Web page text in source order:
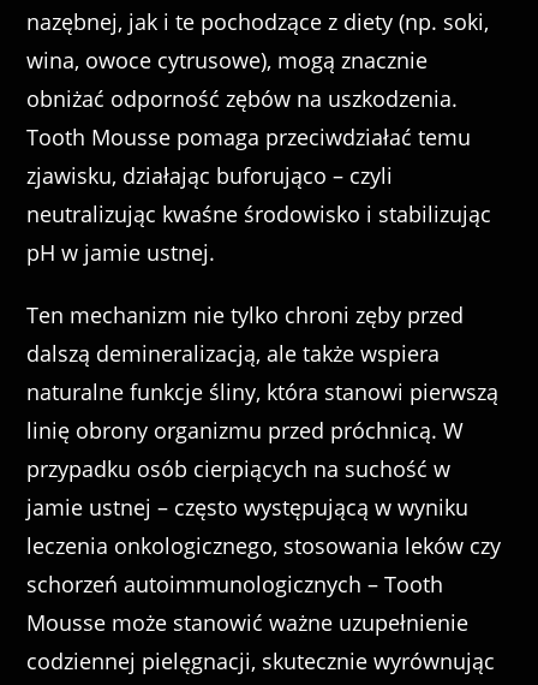
nazębnej, jak i te pochodzące z diety (np. soki,
wina, owoce cytrusowe), mogą znacznie
obniżać odporność zębów na uszkodzenia.
Tooth Mousse pomaga przeciwdziałać temu
zjawisku, działając buforująco – czyli
neutralizując kwaśne środowisko i stabilizując
pH w jamie ustnej.
Ten mechanizm nie tylko chroni zęby przed
dalszą demineralizacją, ale także wspiera
naturalne funkcje śliny, która stanowi pierwszą
linię obrony organizmu przed próchnicą. W
przypadku osób cierpiących na suchość w
jamie ustnej – często występującą w wyniku
leczenia onkologicznego, stosowania leków czy
schorzeń autoimmunologicznych – Tooth
Mousse może stanowić ważne uzupełnienie
codziennej pielęgnacji, skutecznie wyrównując